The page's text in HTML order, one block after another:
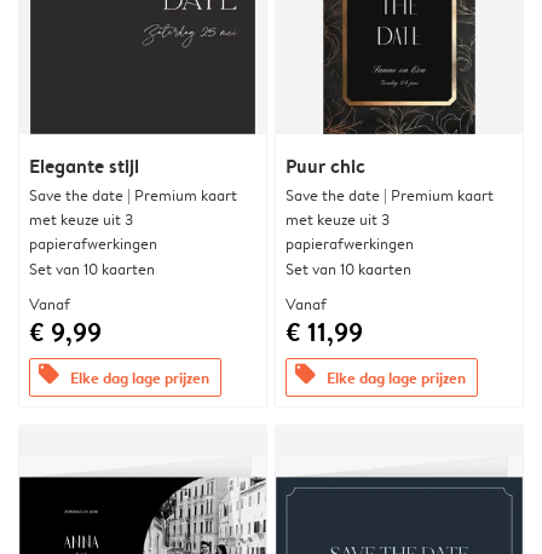
Elegante stijl
Save the date | Premium kaart
met keuze uit 3
papierafwerkingen
Set van 10 kaarten
Vanaf
€ 9,99
offers Elke dag lage prijzen
Puur chic
Save the date | Premium kaart
met keuze uit 3
papierafwerkingen
Set van 10 kaarten
Vanaf
€ 11,99
offers Elke dag lage prijzen